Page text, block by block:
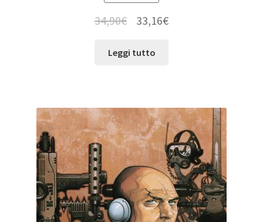
34,90€ 33,16€
Leggi tutto